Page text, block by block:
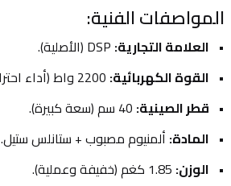
المواصفات الفنية:
العلامة التجارية:
القوة الكهربائية:
قطر الصينية:
المادة: ألمنيوم مصبوب + ستانلس ستيل.
الوزن: